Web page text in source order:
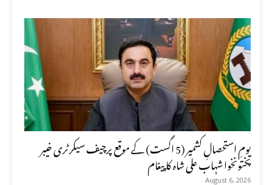
یومِ استحصالِ کشمیر (5 اگست) کے موقع پرچیف سیکرٹری خیبر
پختونخوا شہاب علی شاہ کا پیغام
August 6, 2026